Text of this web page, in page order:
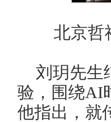
北京哲
刘玥先生
验，围绕AI
他指出，就